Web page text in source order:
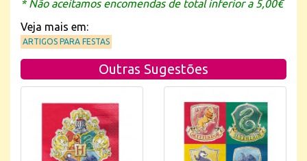
* Não aceitamos encomendas de total inferior a 5,00€
Veja mais em:
ARTIGOS PARA FESTAS
Outras Sugestões